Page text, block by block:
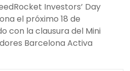
Investors’ Day
el próximo 18 de
con la clausura del Mini
Barcelona Activa